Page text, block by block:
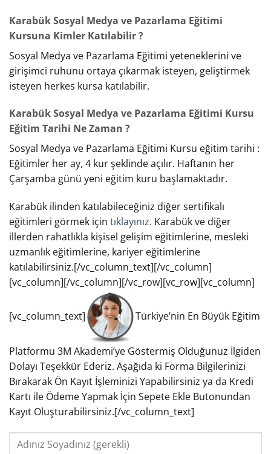
Karabük Sosyal Medya ve Pazarlama Eğitimi
Kursuna Kimler Katılabilir ?
Sosyal Medya ve Pazarlama Eğitimi yeteneklerini ve
girişimci ruhunu ortaya çıkarmak isteyen, geliştirmek
isteyen herkes kursa katılabilir.
Karabük Sosyal Medya ve Pazarlama Eğitimi Kursu
Eğitim Tarihi Ne Zaman ?
Sosyal Medya ve Pazarlama Eğitimi Kursu eğitim tarihi :
Eğitimler her ay, 4 kur şeklinde açılır. Haftanın her
Çarşamba günü yeni eğitim kuru başlamaktadır.
Karabük ilinden katılabileceğiniz diğer sertifikalı
eğitimleri görmek için tıklayınız. Karabük ve diğer
illerden rahatlıkla kişisel gelişim eğitimlerine, mesleki
uzmanlık eğitimlerine, kariyer eğitimlerine
katılabilirsiniz.[/vc_column_text][/vc_column]
[vc_column][/vc_column][/vc_row][vc_row][vc_column]
[vc_column_text] Türkiye’nin En Büyük Eğitim
Platformu 3M Akademi’ye Göstermiş Olduğunuz İlgiden
Dolayı Teşekkür Ederiz. Aşağıda ki Forma Bilgilerinizi
Bırakarak Ön Kayıt İşleminizi Yapabilirsiniz ya da Kredi
Kartı ile Ödeme Yapmak İçin Sepete Ekle Butonundan
Kayıt Oluşturabilirsiniz.[/vc_column_text]